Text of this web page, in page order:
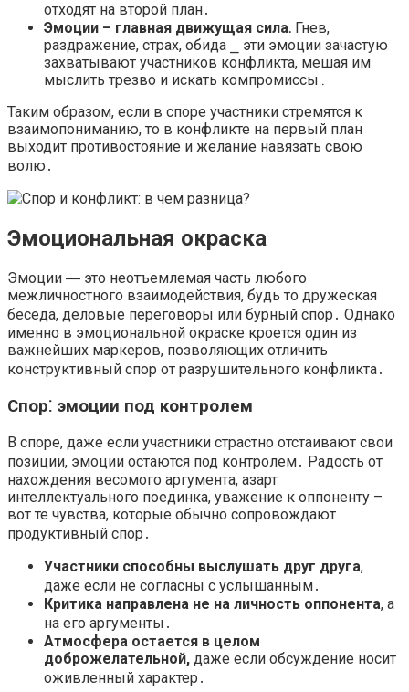
отходят на второй план․
Эмоции – главная движущая сила․ Гнев,
раздражение, страх, обида ⎯ эти эмоции зачастую
захватывают участников конфликта, мешая им
мыслить трезво и искать компромиссы․
Таким образом, если в споре участники стремятся к
взаимопониманию, то в конфликте на первый план
выходит противостояние и желание навязать свою
волю․
Эмоциональная окраска
Эмоции ― это неотъемлемая часть любого
межличностного взаимодействия, будь то дружеская
беседа, деловые переговоры или бурный спор․ Однако
именно в эмоциональной окраске кроется один из
важнейших маркеров, позволяющих отличить
конструктивный спор от разрушительного конфликта․
Спор⁚ эмоции под контролем
В споре, даже если участники страстно отстаивают свои
позиции, эмоции остаются под контролем․ Радость от
нахождения весомого аргумента, азарт
интеллектуального поединка, уважение к оппоненту –
вот те чувства, которые обычно сопровождают
продуктивный спор․
Участники способны выслушать друг друга,
даже если не согласны с услышанным․
Критика направлена не на личность оппонента, а
на его аргументы․
Атмосфера остается в целом
доброжелательной, даже если обсуждение носит
оживленный характер․